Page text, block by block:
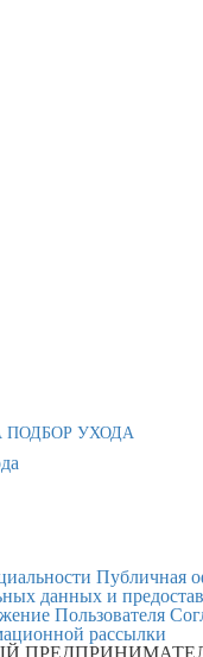
ПОДБОР УХОДА
Публичная
данных и
Пользователя
рассылки